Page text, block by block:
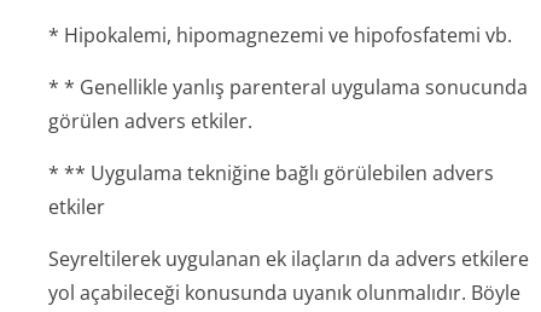
* Hipokalemi, hipomagnezemi ve hipofosfatemi vb.
* * Genellikle yanlış parenteral uygulama sonucunda
görülen advers etkiler.
* ** Uygulama tekniğine bağlı görülebilen advers
etkiler
Seyreltilerek uygulanan ek ilaçların da advers etkilere
yol açabileceği konusunda uyanık olunmalıdır. Böyle